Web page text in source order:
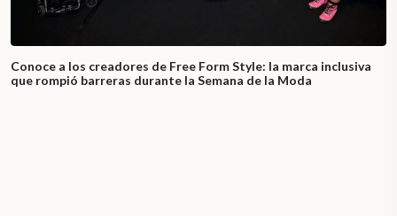
Conoce a los creadores de Free Form Style: la marca inclusiva
que rompió barreras durante la Semana de la Moda